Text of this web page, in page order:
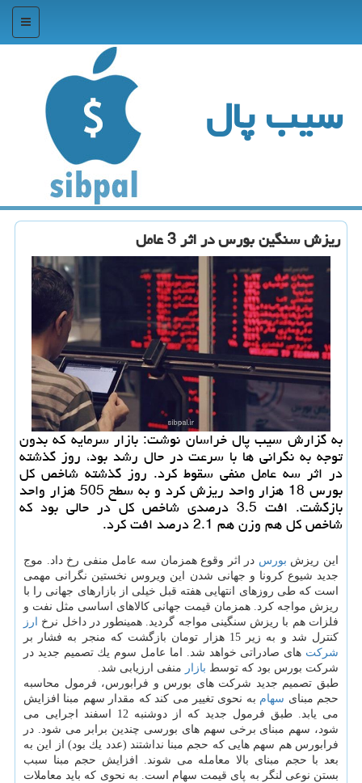
منو
سیب پال
ریزش سنگین بورس در اثر 3 عامل
به گزارش سیب پال خراسان نوشت: بازار سرمایه كه بدون
توجه به نگرانی ها با سرعت در حال رشد بود، روز گذشته
در اثر سه عامل منفی سقوط كرد. روز گذشته شاخص كل
بورس 18 هزار واحد ریزش كرد و به سطح 505 هزار واحد
بازگشت. افت 3.5 درصدی شاخص كل در حالی بود كه
شاخص كل هم وزن هم 2.1 درصد افت كرد.
این ریزش بورس در اثر وقوع همزمان سه عامل منفی رخ داد. موج
جدید شیوع كرونا و جهانی شدن این ویروس نخستین نگرانی مهمی
است كه طی روزهای انتهایی هفته قبل خیلی از بازارهای جهانی را با
ریزش مواجه كرد. همزمان قیمت جهانی كالاهای اساسی مثل نفت و
فلزات هم با ریزش سنگینی مواجه گردید. همینطور در داخل نرخ
ارز
كنترل شد و به زیر 15 هزار تومان بازگشت كه منجر به فشار بر
شركت های صادراتی خواهد شد. اما عامل سوم یك تصمیم جدید در
شركت بورس بود كه توسط بازار منفی ارزیابی شد.
طبق تصمیم جدید شركت های بورس و فرابورس، فرمول محاسبه
حجم مبنای سهام به نحوی تغییر می كند كه مقدار سهم مبنا افزایش
می یابد. طبق فرمول جدید كه از دوشنبه 12 اسفند اجرایی می
شود، سهم مبنای برخی سهم های بورسی چندین برابر می شود. در
فرابورس هم سهم هایی كه حجم مبنا نداشتند (عدد یك بود) از این به
بعد با حجم مبنای بالا معامله می شوند. افزایش حجم مبنا سبب
بستن نوعی لنگر به پای قیمت سهام است. به نحوی كه باید معاملات